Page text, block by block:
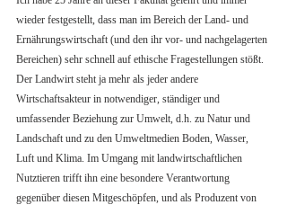
wieder festgestellt, dass man im Bereich der Land- und
Ernährungswirtschaft (und den ihr vor- und nachgelagerten
Bereichen) sehr schnell auf ethische Fragestellungen stößt.
Der Landwirt steht ja mehr als jeder andere
Wirtschaftsakteur in notwendiger, ständiger und
umfassender Beziehung zur Umwelt, d.h. zu Natur und
Landschaft und zu den Umweltmedien Boden, Wasser,
Luft und Klima. Im Umgang mit landwirtschaftlichen
Nutztieren trifft ihn eine besondere Verantwortung
gegenüber diesen Mitgeschöpfen, und als Produzent von